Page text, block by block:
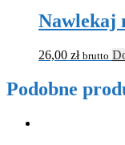
Nawlekaj
26,00 zł brutto
Podobne